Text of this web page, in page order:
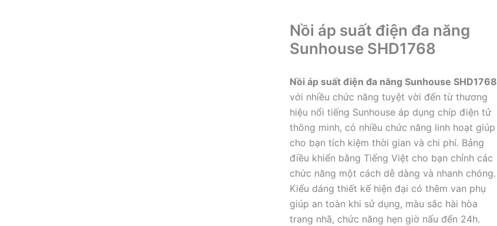
Nồi áp suất điện đa năng
Sunhouse SHD1768
Nồi áp suất điện đa năng Sunhouse SHD1768
với nhiều chức năng tuyệt vời đến từ thương
hiệu nổi tiếng Sunhouse áp dụng chíp điện tử
thông minh, có nhiều chức năng linh hoạt giúp
cho bạn tích kiệm thời gian và chi phí. Bảng
điều khiển bằng Tiếng Việt cho bạn chỉnh các
chức năng một cách dễ dàng và nhanh chóng.
Kiểu dáng thiết kế hiện đại có thêm van phụ
giúp an toàn khi sử dụng, màu sắc hài hòa
trang nhã, chức năng hẹn giờ nấu đến 24h.